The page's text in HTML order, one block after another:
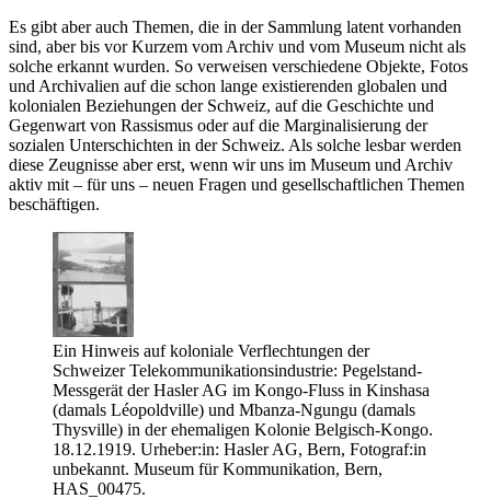
Es gibt aber auch Themen, die in der Sammlung latent vorhanden
sind, aber bis vor Kurzem vom Archiv und vom Museum nicht als
solche erkannt wurden. So verweisen verschiedene Objekte, Fotos
und Archivalien auf die schon lange existierenden globalen und
kolonialen Beziehungen der Schweiz, auf die Geschichte und
Gegenwart von Rassismus oder auf die Marginalisierung der
sozialen Unterschichten in der Schweiz. Als solche lesbar werden
diese Zeugnisse aber erst, wenn wir uns im Museum und Archiv
aktiv mit – für uns – neuen Fragen und gesellschaftlichen Themen
beschäftigen.
Ein Hinweis auf koloniale Verflechtungen der
Schweizer Telekommunikationsindustrie: Pegelstand-
Messgerät der Hasler AG im Kongo-Fluss in Kinshasa
(damals Léopoldville) und Mbanza-Ngungu (damals
Thysville) in der ehemaligen Kolonie Belgisch-Kongo.
18.12.1919. Urheber:in: Hasler AG, Bern, Fotograf:in
unbekannt. Museum für Kommunikation, Bern,
HAS_00475.